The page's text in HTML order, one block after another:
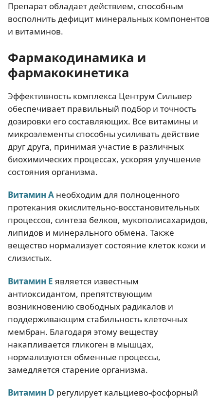
Препарат обладает действием, способным
восполнить дефицит минеральных компонентов
и витаминов.
Фармакодинамика и
фармакокинетика
Эффективность комплекса Центрум Сильвер
обеспечивает правильный подбор и точность
дозировки его составляющих. Все витамины и
микроэлементы способны усиливать действие
друг друга, принимая участие в различных
биохимических процессах, ускоряя улучшение
состояния организма.
Витамин А необходим для полноценного
протекания окислительно-восстановительных
процессов, синтеза белков, мукополисахаридов,
липидов и минерального обмена. Также
вещество нормализует состояние клеток кожи и
слизистых.
Витамин Е является известным
антиоксидантом, препятствующим
возникновению свободных радикалов и
поддерживающим стабильность клеточных
мембран. Благодаря этому веществу
накапливается гликоген в мышцах,
нормализуются обменные процессы,
замедляется старение организма.
Витамин D регулирует кальциево-фосфорный